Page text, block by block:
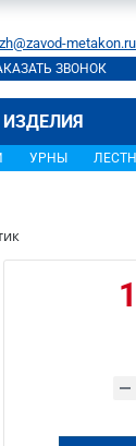
metakon.ru
ЗВОНОК
УРНЫ